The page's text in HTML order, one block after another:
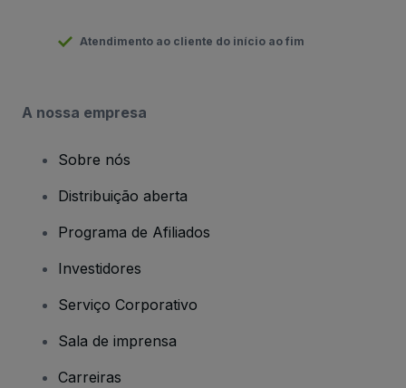
Atendimento ao cliente do início ao fim
A nossa empresa
Sobre nós
Distribuição aberta
Programa de Afiliados
Investidores
Serviço Corporativo
Sala de imprensa
Carreiras